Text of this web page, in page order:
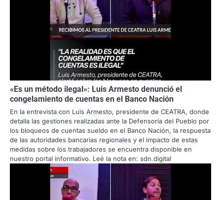
«Es un método ilegal»: Luis Armesto denunció el
congelamiento de cuentas en el Banco Nación
En la entrevista con Luis Armesto, presidente de CEATRA, donde
detalla las gestiones realizadas ante la Defensoría del Pueblo por
los bloqueos de cuentas sueldo en el Banco Nación, la respuesta
de las autoridades bancarias regionales y el impacto de estas
medidas sobre los trabajadores se encuentra disponible en
nuestro portal informativo. Leé la nota en: sdn.digital